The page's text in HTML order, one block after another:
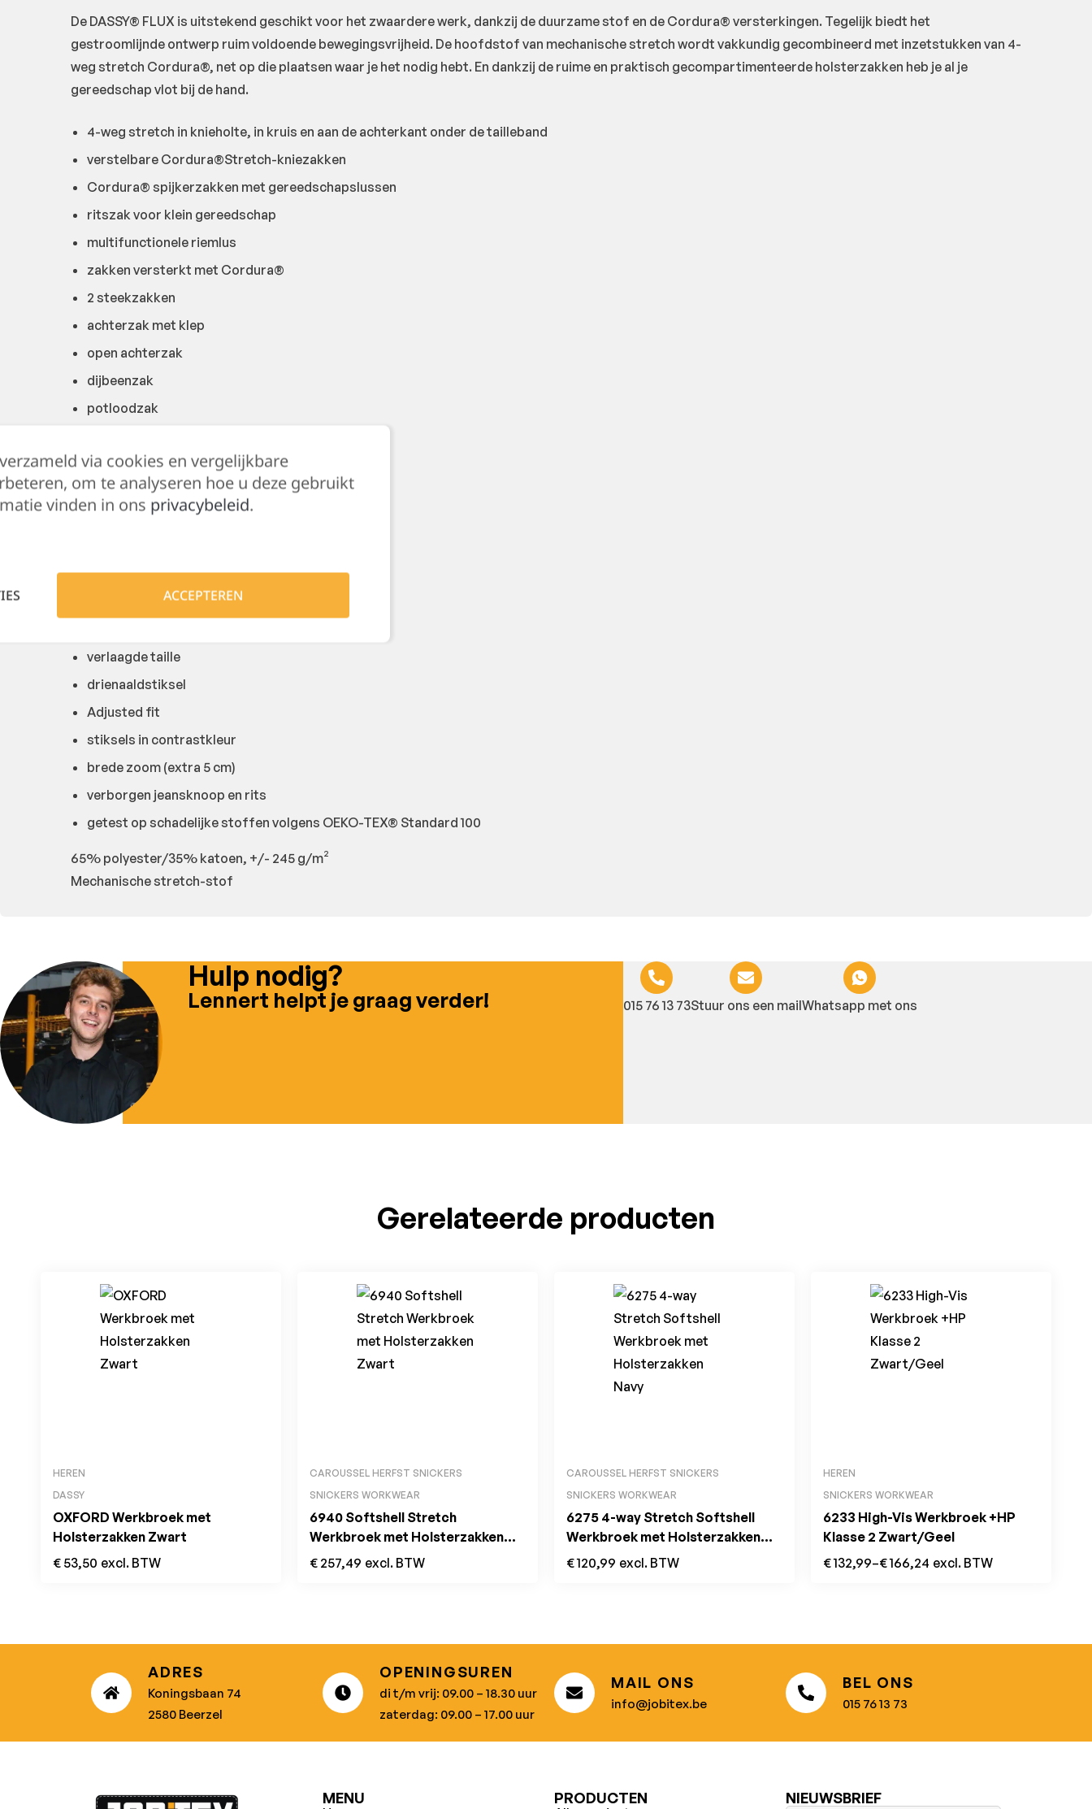
De DASSY® FLUX is uitstekend geschikt voor het zwaardere werk, dankzij de duurzame stof en de Cordura® versterkingen. Tegelijk biedt het
gestroomlijnde ontwerp ruim voldoende bewegingsvrijheid. De hoofdstof van mechanische stretch wordt vakkundig gecombineerd met inzetstukken van 4-
weg stretch Cordura®, net op die plaatsen waar je het nodig hebt. En dankzij de ruime en praktisch gecompartimenteerde holsterzakken heb je al je
gereedschap vlot bij de hand.
4-weg stretch in knieholte, in kruis en aan de achterkant onder de tailleband
verstelbare Cordura®Stretch-kniezakken
Cordura® spijkerzakken met gereedschapslussen
ritszak voor klein gereedschap
multifunctionele riemlus
zakken versterkt met Cordura®
2 steekzakken
achterzak met klep
open achterzak
dijbeenzak
potloodzak
breekmeszak
knoop voor meshouder
afneembare ID-kaarthouder
reflecterende details
verlaagde taille
drienaaldstiksel
Adjusted fit
stiksels in contrastkleur
brede zoom (extra 5 cm)
verborgen jeansknoop en rits
getest op schadelijke stoffen volgens OEKO-TEX® Standard 100
65% polyester/35% katoen, +/- 245 g/m²
Mechanische stretch-stof
Hulp nodig?
Lennert helpt je graag verder! 015 76 13 73Stuur ons een mailWhatsapp met ons
Gerelateerde producten
HEREN
DASSY
OXFORD Werkbroek met
Holsterzakken Zwart
€ 53,50 excl. BTW
CAROUSSEL HERFST SNICKERS
SNICKERS WORKWEAR
6940 Softshell Stretch
Werkbroek met Holsterzakken
Zwart
€ 257,49 excl. BTW
CAROUSSEL HERFST SNICKERS
SNICKERS WORKWEAR
6275 4-way Stretch Softshell
Werkbroek met Holsterzakken
Navy
€120,99 excl. BTW
HEREN
SNICKERS WORKWEAR
6233 High-Vis Werkbroek +HP
Klasse 2 Zwart/Geel
€132,99–€166,24 excl. BTW
ADRES
Koningsbaan 74
2580 Beerzel
OPENINGSUREN
di t/m vrij: 09.00 – 18.30 uur
zaterdag: 09.00 – 17.00 uur
MAIL ONS
info@jobitex.be
BEL ONS
015 76 13 73
MENU PRODUCTEN NIEUWSBRIEF
via cookies en vergelijkbare
om te analyseren hoe u deze gebruikt
vinden in ons privacybeleid.
ACCEPTEREN